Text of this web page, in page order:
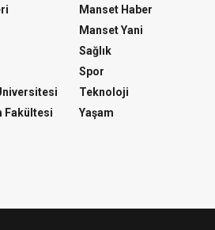
Fakültesi
Manset Haber
Manset Yani
Sağlık
Spor
Teknoloji
Yaşam